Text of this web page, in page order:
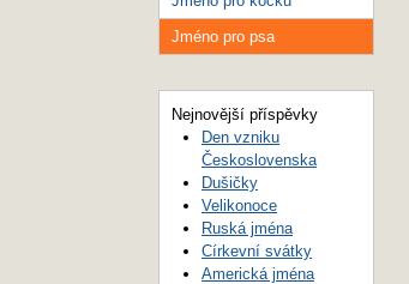
Jméno pro psa
Nejnovější příspěvky
Den vzniku
Československa
Dušičky
Velikonoce
Ruská jména
Církevní svátky
Americká jména